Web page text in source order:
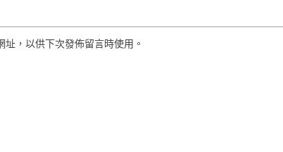
，以供下次發佈留言時使用。